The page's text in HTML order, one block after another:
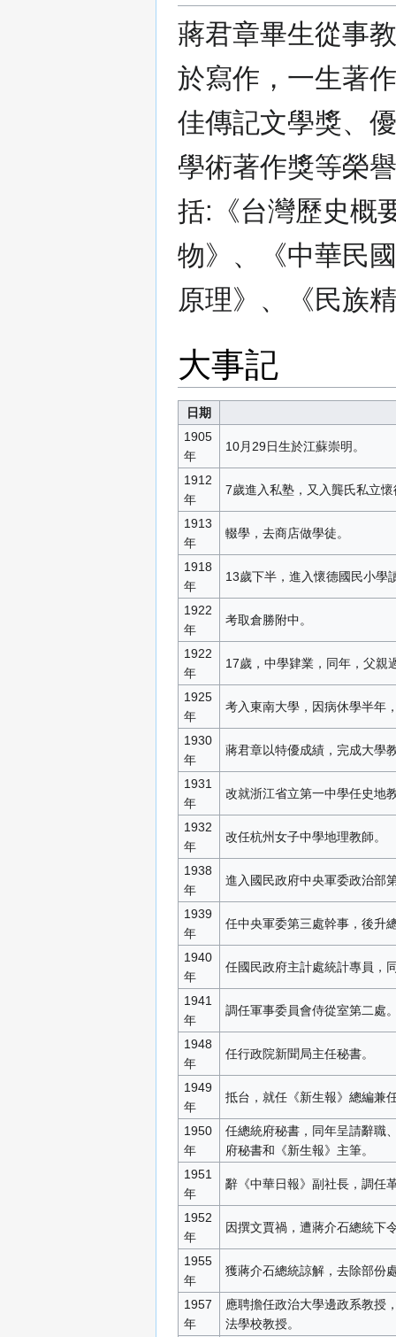
蔣君章畢生從事
於寫作，一生著
佳傳記文學獎、
學術著作獎等榮
括:《台灣歷史概
物》、《中華民
原理》、《民族
大事記
日期
1905
年
10月29日生於江蘇崇明。
1912
年
7歲進入私塾，又入龔氏私立
1913
年
輟學，去商店做學徒。
1918
年
13歲下半，進入懷德國民小學
1922
年
考取倉勝附中。
1922
年
17歲，中學肄業，同年，父親
1925
年
考入東南大學，因病休學半年
1930
年
蔣君章以特優成績，完成大學
1931
年
改就浙江省立第一中學任史地
1932
年
改任杭州女子中學地理教師。
1938
年
進入國民政府中央軍委政治部
1939
年
任中央軍委第三處幹事，後升
1940
年
任國民政府主計處統計專員，
1941
年
調任軍事委員會侍從室第二處
1948
年
任行政院新聞局主任秘書。
1949
年
抵台，就任《新生報》總編兼
1950
年
任總統府秘書，同年呈請辭職
府秘書和《新生報》主筆。
1951
年
辭《中華日報》副社長，調任
1952
年
因撰文賈禍，遭蔣介石總統下
1955
年
獲蔣介石總統諒解，去除部份
1957
年
應聘擔任政治大學邊政系教授
法學校教授。